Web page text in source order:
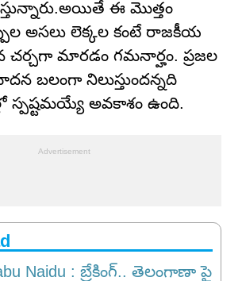
ఈ మొత్తం
అసలు లెక్కల కంటే రాజకీయ
చర్చగా మారడం గమనార్హం. ప్రజల
బలంగా నిలుస్తుందన్నది
అవకాశం ఉంది.
Naidu : బ్రేకింగ్.. తెలంగాణా పై